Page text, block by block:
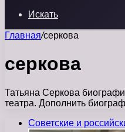
Искать
Главная/серкова
серкова
Татьяна Серкова
театра. Дополнить
Советские и